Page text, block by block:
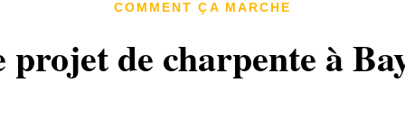
COMMENT ÇA MARCHE
projet de charpente à